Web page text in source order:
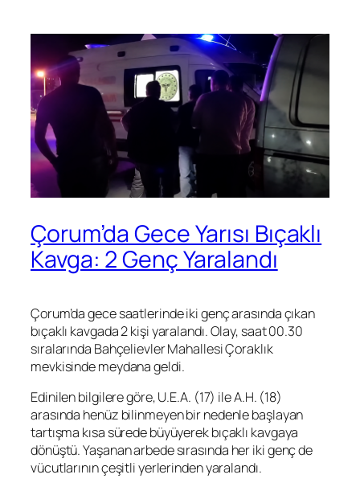
Çorum’da Gece Yarısı Bıçaklı
Kavga: 2 Genç Yaralandı
Çorum’da gece saatlerinde iki genç arasında çıkan
bıçaklı kavgada 2 kişi yaralandı. Olay, saat 00.30
sıralarında Bahçelievler Mahallesi Çoraklık
mevkisinde meydana geldi.
Edinilen bilgilere göre, U.E.A. (17) ile A.H. (18)
arasında henüz bilinmeyen bir nedenle başlayan
tartışma kısa sürede büyüyerek bıçaklı kavgaya
dönüştü. Yaşanan arbede sırasında her iki genç de
vücutlarının çeşitli yerlerinden yaralandı.